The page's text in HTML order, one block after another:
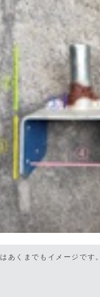
あくまでもイメージです。